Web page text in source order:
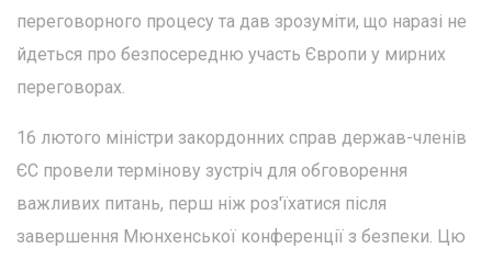
переговорного процесу та дав зрозуміти, що наразі не
йдеться про безпосередню участь Європи у мирних
переговорах.
16 лютого міністри закордонних справ держав-членів
ЄС провели термінову зустріч для обговорення
важливих питань, перш ніж роз'їхатися після
завершення Мюнхенської конференції з безпеки. Цю